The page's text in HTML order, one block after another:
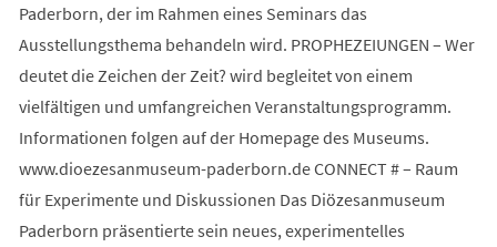
Paderborn, der im Rahmen eines Seminars das
Ausstellungsthema behandeln wird. PROPHEZEIUNGEN – Wer
deutet die Zeichen der Zeit? wird begleitet von einem
vielfältigen und umfangreichen Veranstaltungsprogramm.
Informationen folgen auf der Homepage des Museums.
www.dioezesanmuseum-paderborn.de CONNECT # – Raum
für Experimente und Diskussionen Das Diözesanmuseum
Paderborn präsentierte sein neues, experimentelles